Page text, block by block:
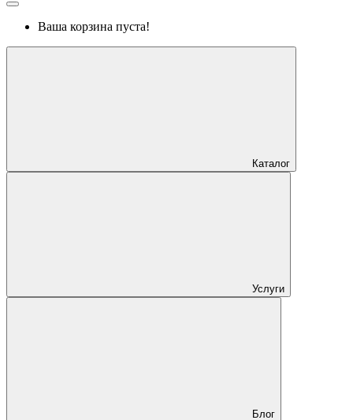
Ваша корзина пуста!
Каталог
Услуги
Блог